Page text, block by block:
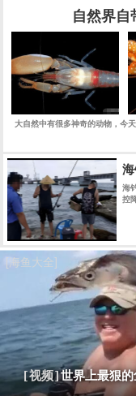
自然界
大自然中有很多神奇的动物，今
海
控
[海鱼大全]
[视频]世界上最狠